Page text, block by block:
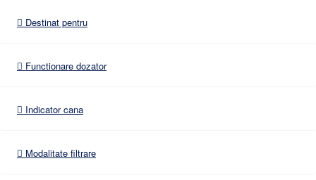
Destinat pentru
Functionare dozator
Indicator cana
Modalitate filtrare